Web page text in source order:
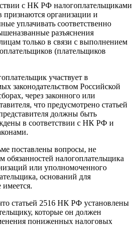
с НК РФ налогоплательщиками
организации и
уплачивать соответственно
разъяснения
только в связи с выполнением
(плательщиков
участвует в
законодательством Российской
через законного или
что предусмотрено статьей
должны быть
в соответствии с НК РФ и
поставлены вопросы, не
обязанностей налогоплательщика
или уполномоченного
оснований для
имеется.
статьей 2516 НК РФ установлены
которые он должен
пониженных налоговых